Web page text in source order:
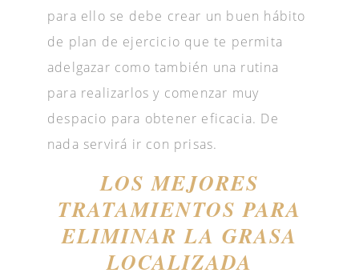
para ello se debe crear un buen hábito
de plan de ejercicio que te permita
adelgazar como también una rutina
para realizarlos y comenzar muy
despacio para obtener eficacia. De
nada servirá ir con prisas.
LOS MEJORES
TRATAMIENTOS PARA
ELIMINAR LA GRASA
LOCALIZADA